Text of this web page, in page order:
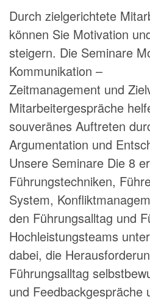
Durch zielgerichtete
können Sie Motivation
steigern. Die Seminare
Kommunikation –
Zeitmanagement und
Mitarbeitergespräche
souveränes Auftreten
Argumentation und
Unsere Seminare Die 8
Führungstechniken,
System,
den Führungsalltag und
Hochleistungsteams
dabei, die
Führungsalltag
und Feedbackgespräche